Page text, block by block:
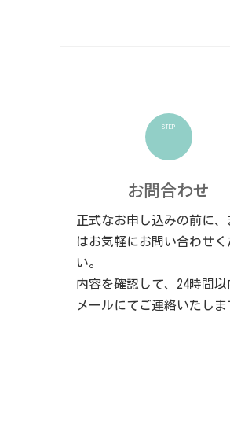
STEP
お問合わせ
正式なお申し込みの前に、
はお気軽にお問い合わせく
い。
内容を確認して、24時間以
メールにてご連絡いたしま